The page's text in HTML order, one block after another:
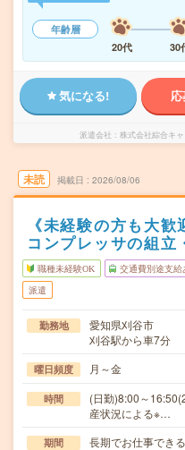
年齢層
20代
30
気になる!
派遣会社 株式会社綜合キ
未読 掲載日 2026/08/06
《未経験の方も大
コンプレッサの組
職種未経験OK 交通費別途支給
派遣
勤務地
愛知県刈谷市
刈谷駅から車7分
曜日頻度 月～金
時間
(日勤)8:00～
産状況による※…
期間 長期でお仕事でき